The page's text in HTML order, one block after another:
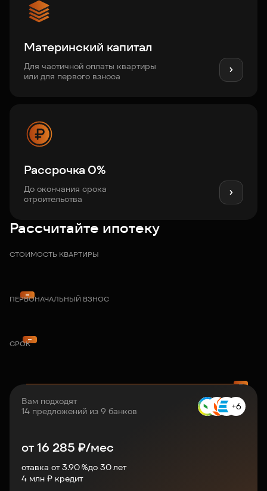
Материнский капитал
Для частичной оплаты квартиры
или для первого взноса
Рассрочка 0%
До окончания срока
строительства
Рассчитайте ипотеку
СТОИМОСТЬ КВАРТИРЫ
ПЕРВОНАЧАЛЬНЫЙ ВЗНОС
СРОК
Вам подходят
14 предложений из 9 банков
+6
от16 285 ₽/мес
ставка от 3.90 %до 30лет
4 млн ₽ кредит